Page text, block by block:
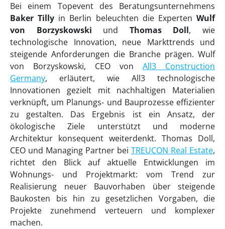
Bei einem Topevent des Beratungsunternehmens
Baker Tilly in Berlin beleuchten die ExpertenWulf
von Borzyskowski und Thomas Doll, wie
technologische Innovation, neue Markttrends und
steigende Anforderungen die Branche prägen. Wulf
von Borzyskowski, CEO von All3 Construction
Germany, erläutert, wie All3 technologische
Innovationen gezielt mit nachhaltigen Materialien
verknüpft, um Planungs- und Bauprozesse effizienter
zu gestalten. Das Ergebnis ist ein Ansatz, der
ökologische Ziele unterstützt und moderne
Architektur konsequent weiterdenkt. Thomas Doll,
CEO und Managing Partner bei TREUCON Real Estate,
richtet den Blick auf aktuelle Entwicklungen im
Wohnungs- und Projektmarkt: vom Trend zur
Realisierung neuer Bauvorhaben über steigende
Baukosten bis hin zu gesetzlichen Vorgaben, die
Projekte zunehmend verteuern und komplexer
machen.